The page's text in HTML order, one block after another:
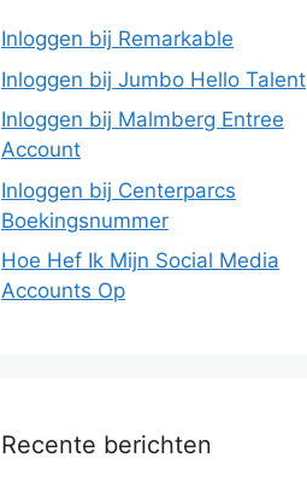
Inloggen bij Remarkable
Inloggen bij Jumbo Hello Talent
Inloggen bij Malmberg Entree
Account
Inloggen bij Centerparcs
Boekingsnummer
Hoe Hef Ik Mijn Social Media
Accounts Op
Recente berichten